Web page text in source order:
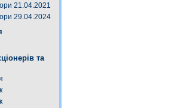
21.04.2021
29.04.2024
та